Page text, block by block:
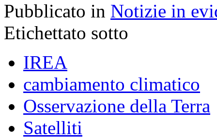
Pubblicato in Notizie in
Etichettato sotto
IREA
cambiamento climatico
Osservazione della Terra
Satelliti